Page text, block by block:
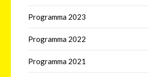
Programma 2023
Programma 2022
Programma 2021